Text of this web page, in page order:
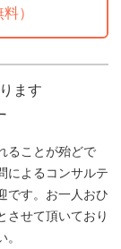
料）
ます
ることが殆どで
によるコンサルテ
です。お一人おひ
させて頂いており